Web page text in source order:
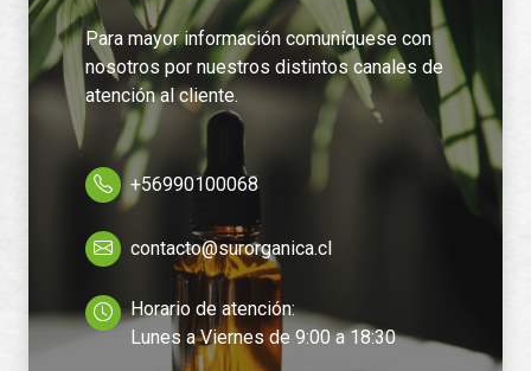
Para mayor información comuníquese con
nosotros por nuestros distintos canales de
atención al cliente.
+56990100068
contacto@surorganica.cl
Horario de atención:
Lunes a Viernes de 9:00 a 18:30